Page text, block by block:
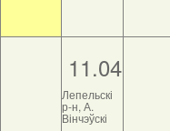
11.04
Лепельскі
р-н, А.
Вінчэўскі